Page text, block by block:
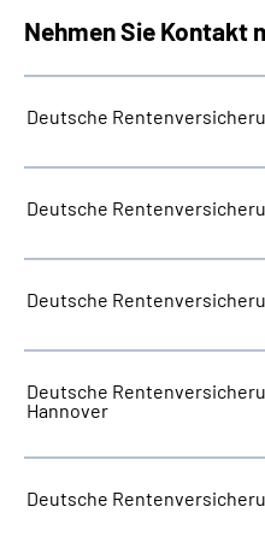
Nehmen Sie Kontakt
Deutsche
Deutsche
Deutsche
Deutsche
Hannover
Deutsche